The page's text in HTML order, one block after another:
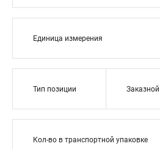
Единица измерения
Тип позиции
Кол-во в транспортной упаковке